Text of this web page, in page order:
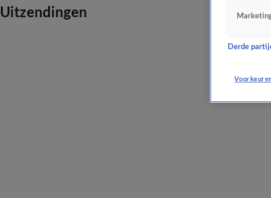
Uitzendingen
Derde